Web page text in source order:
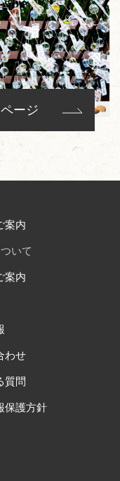
ージ
案内
いて
案内
わせ
質問
保護方針